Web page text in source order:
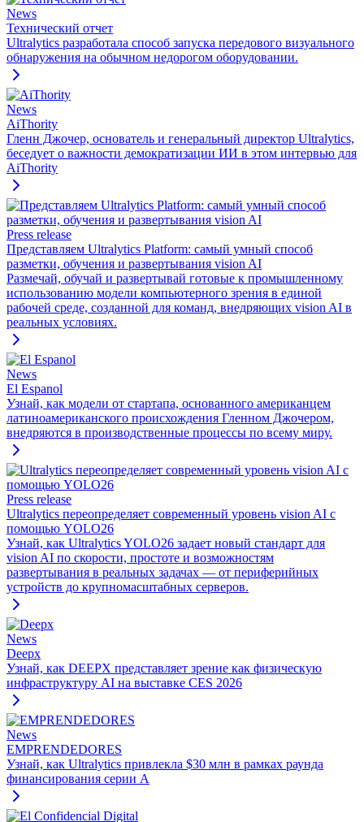
News
Технический отчет
Ultralytics разработала способ запуска передового визуального
обнаружения на обычном недорогом оборудовании.
News
AiThority
Гленн Джочер, основатель и генеральный директор Ultralytics,
беседует о важности демократизации ИИ в этом интервью для
AiThority
Press release
Представляем Ultralytics Platform: самый умный способ
разметки, обучения и развертывания vision AI
Размечай, обучай и развертывай готовые к промышленному
использованию модели компьютерного зрения в единой
рабочей среде, созданной для команд, внедряющих vision AI в
реальных условиях.
News
El Espanol
Узнай, как модели от стартапа, основанного американцем
латиноамериканского происхождения Гленном Джочером,
внедряются в производственные процессы по всему миру.
Press release
Ultralytics переопределяет современный уровень vision AI с
помощью YOLO26
Узнай, как Ultralytics YOLO26 задает новый стандарт для
vision AI по скорости, простоте и возможностям
развертывания в реальных задачах — от периферийных
устройств до крупномасштабных серверов.
News
Deepx
Узнай, как DEEPX представляет зрение как физическую
инфраструктуру AI на выставке CES 2026
News
EMPRENDEDORES
Узнай, как Ultralytics привлекла $30 млн в рамках раунда
финансирования серии A